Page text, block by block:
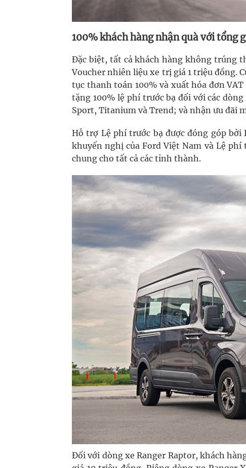
100% khách hàng nhận quà với tổng
Đặc biệt, tất cả khách hàng không trúng
Voucher nhiên liệu xe trị giá 1 triệu đồng.
tục thanh toán 100% và xuất hóa đơn
tặng 100% lệ phí trước bạ đối với các
Sport, Titanium và Trend; và nhận ưu đãi
Hỗ trợ Lệ phí trước bạ được đóng góp
khuyến nghị của Ford Việt Nam và Lệ
chung cho tất cả các tỉnh thành.
Đối với dòng xe Ranger Raptor, khách